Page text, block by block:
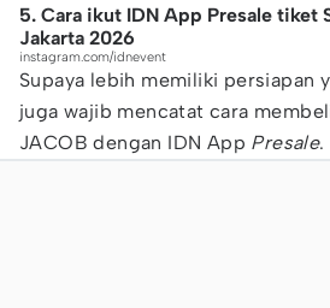
5. Cara ikut IDN App Presale tiket
Jakarta 2026
instagram.com/idnevent
Supaya lebih memiliki persiapan
juga wajib mencatat cara
JACOB dengan IDN App Presale.